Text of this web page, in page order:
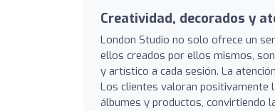
Creatividad, decorados y
London Studio no solo ofrece un
ellos creados por ellos mismos,
y artístico a cada sesión. La
Los clientes valoran positivamente
álbumes y productos, convirtiendo